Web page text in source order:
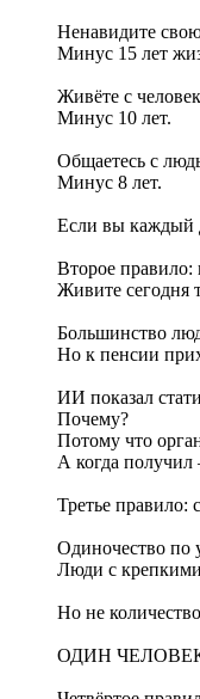
Ненавидите
Минус 15 лет
Живёте с
Минус 10 лет.
Общаетесь с
Минус 8 лет.
Если вы каждый
Второе правило:
Живите сегодня
Большинство
Но к пенсии
ИИ показал
Почему?
Потому что
А когда
Третье правило:
Одиночество по
Люди с
Но не
ОДИН